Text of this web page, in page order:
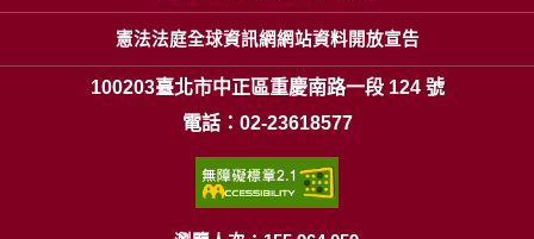
憲法法庭全球資訊網網站資料開放宣告
100203臺北市中正區重慶南路一段 124 號
電話：02-23618577